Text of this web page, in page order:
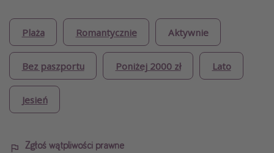
Plaża Romantycznie Aktywnie
Bez paszportu Poniżej 2000 zł Lato
Jesień
Zgłoś wątpliwości prawne